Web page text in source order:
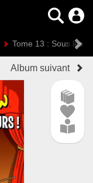
Tome 13 : Sous les
Album suivant